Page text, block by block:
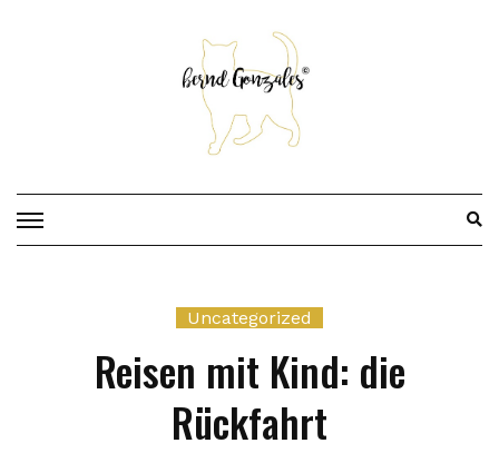
Uncategorized
Reisen mit Kind: die
Rückfahrt